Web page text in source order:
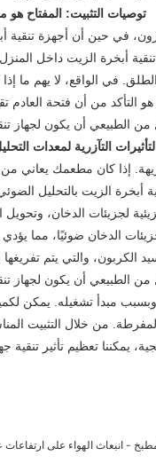
4. توصيات التثبيت: المفتاح
في حين أن أجهزة تنقية
أبخرة الزيت داخل
في الواقع، لا يهم ما
5. التأثيرات التآزرية لمعدات
إذا كان مطعمك
أبخرة الزيت بالتحليل
لجزيئات الدخان،
الدخان ضوئيًا، مما يؤدي
وبسبب مبدأ تشغيله. يمكن
من خلال التثبيت
يمكننا تعظيم تأثير تنقية